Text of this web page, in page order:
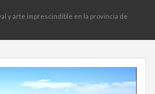
y arte imprescindible en la provincia de